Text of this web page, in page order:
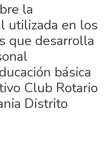
la
utilizada en los
que desarrolla
básica
Club Rotario
Distrito